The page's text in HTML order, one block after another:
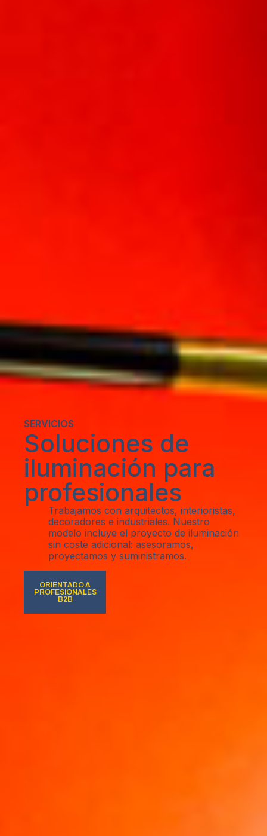
SERVICIOS
Soluciones de
iluminación para
profesionales
Trabajamos con arquitectos, interioristas,
decoradores e industriales. Nuestro
modelo incluye el proyecto de iluminación
sin coste adicional: asesoramos,
proyectamos y suministramos.
ORIENTADO A
PROFESIONALES
B2B